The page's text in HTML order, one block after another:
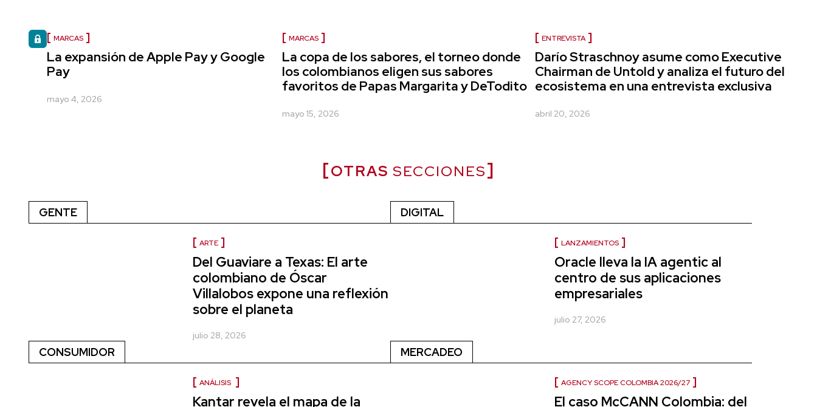
MARCAS
La expansión de Apple Pay y Google
Pay
mayo 4, 2026
MARCAS
La copa de los sabores, el torneo donde
los colombianos eligen sus sabores
favoritos de Papas Margarita y DeTodito
mayo 15, 2026
ENTREVISTA
Darío Straschnoy asume como Executive
Chairman de Untold y analiza el futuro del
ecosistema en una entrevista exclusiva
abril 20, 2026
OTRAS SECCIONES
GENTE
ARTE
Del Guaviare a Texas: El arte
colombiano de Óscar
Villalobos expone una reflexión
sobre el planeta
julio 28, 2026
DIGITAL
LANZAMIENTOS
Oracle lleva la IA agentic al
centro de sus aplicaciones
empresariales
julio 27, 2026
CONSUMIDOR
ANÁLISIS
Kantar revela el mapa de la
MERCADEO
AGENCY SCOPE COLOMBIA 2026/27
El caso McCANN Colombia: del